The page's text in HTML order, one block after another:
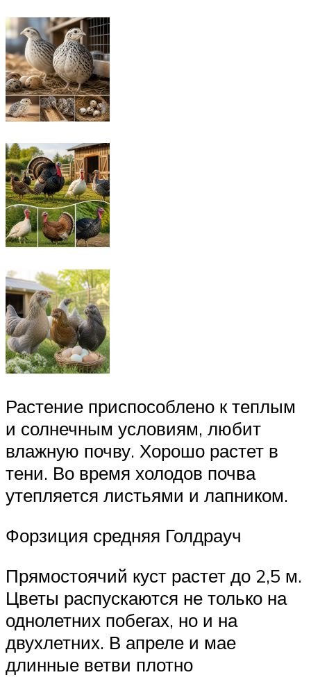
Растение приспособлено к теплым
и солнечным условиям, любит
влажную почву. Хорошо растет в
тени. Во время холодов почва
утепляется листьями и лапником.
Форзиция средняя Голдрауч
Прямостоячий куст растет до 2,5 м.
Цветы распускаются не только на
однолетних побегах, но и на
двухлетних. В апреле и мае
длинные ветви плотно